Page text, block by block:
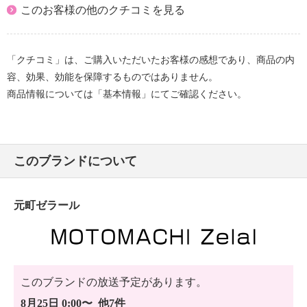
このお客様の他のクチコミを見る
「クチコミ」は、ご購入いただいたお客様の感想であり、商品の内
容、効果、効能を保障するものではありません。
商品情報については「基本情報」にてご確認ください。
このブランドについて
元町ゼラール
このブランドの放送予定があります。
8月25日 0:00〜 他7件